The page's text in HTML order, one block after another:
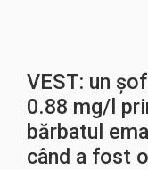
VEST: un
0.88 mg/l
bărbatul
când a fost